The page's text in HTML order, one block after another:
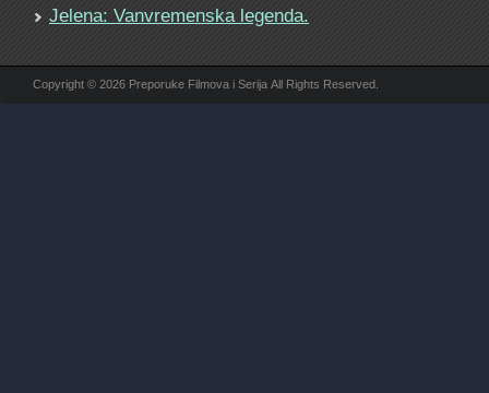
Jelena: Vanvremenska legenda.
Copyright © 2026 Preporuke Filmova i Serija All Rights Reserved.